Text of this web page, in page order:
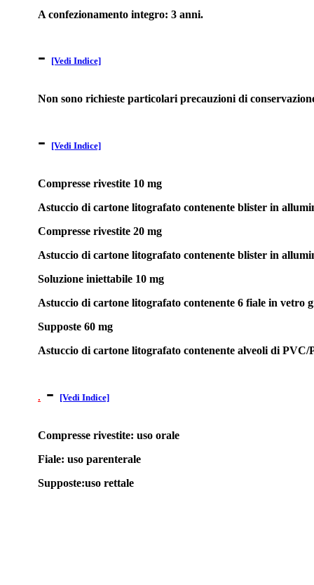
A confezionamento integro: 3 anni.
- [Vedi Indice]
Non sono richieste particolari precauzioni di
- [Vedi Indice]
Compresse rivestite 10 mg
Astuccio di cartone litografato contenente blister in
Compresse rivestite 20 mg
Astuccio di cartone litografato contenente blister in
Soluzione iniettabile 10 mg
Astuccio di cartone litografato contenente 6 fiale in vetro
Supposte 60 mg
Astuccio di cartone litografato contenente alveoli di PVC/
. - [Vedi Indice]
Compresse rivestite: uso orale
Fiale: uso parenterale
Supposte:uso rettale